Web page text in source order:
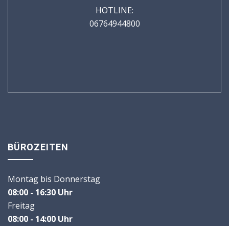
HOTLINE:
06764944800
BÜROZEITEN
Montag bis Donnerstag
08:00 - 16:30 Uhr
Freitag
08:00 - 14:00 Uhr